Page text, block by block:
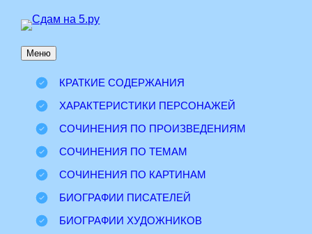
Перейти
содержимому
Меню
КРАТКИЕ СОДЕРЖАНИЯ
ХАРАКТЕРИСТИКИ ПЕРСОНАЖЕЙ
СОЧИНЕНИЯ ПО ПРОИЗВЕДЕНИЯМ
СОЧИНЕНИЯ ПО ТЕМАМ
СОЧИНЕНИЯ ПО КАРТИНАМ
БИОГРАФИИ ПИСАТЕЛЕЙ
БИОГРАФИИ ХУДОЖНИКОВ